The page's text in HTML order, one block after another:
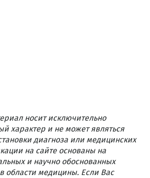
носит исключительно
характер и не может являться
диагноза или медицинских
на сайте основаны на
и научно обоснованных
области медицины. Если Вас